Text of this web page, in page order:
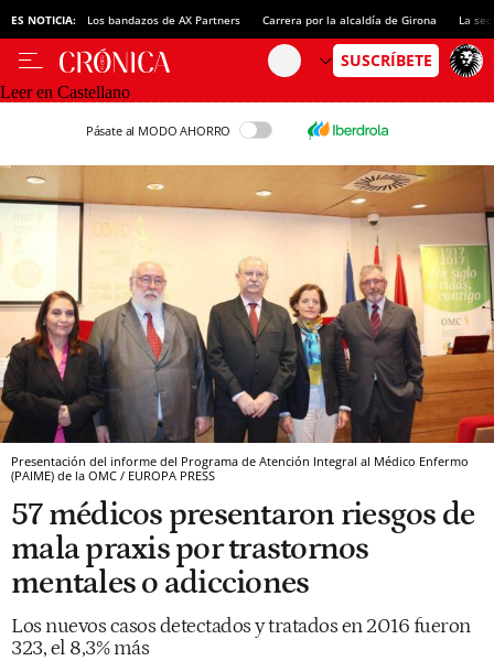
ES NOTICIA: Los bandazos de AX Partners Carrera por la alcaldía de Girona La
Leer en Castellano
Pásate al MODO AHORRO
Presentación del informe del Programa de Atención Integral al Médico Enfermo
(PAIME) de la OMC / EUROPA PRESS
57 médicos presentaron riesgos de
mala praxis por trastornos
mentales o adicciones
Los nuevos casos detectados y tratados en 2016 fueron
323, el 8,3% más